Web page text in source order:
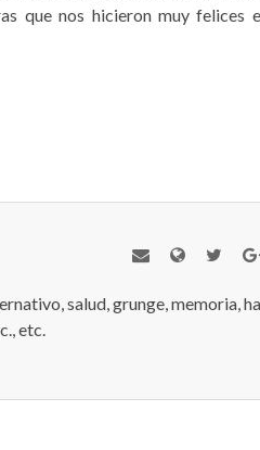
que nos hicieron muy felices
salud, grunge, memoria,
etc.